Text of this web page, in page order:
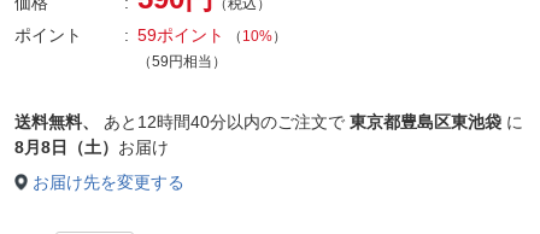
（税込）
ポイント 59ポイント （ 10%）
（59円相当）
送料無料、 あと 12時間40分以内のご注文で 東京都豊島区東池袋 に
8月8日（土） お届け
お届け先を変更する